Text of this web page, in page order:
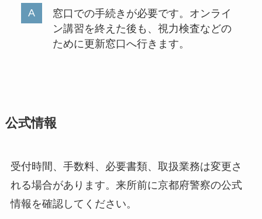
窓口での手続きが必要です。オンライ
ン講習を終えた後も、視力検査などの
ために更新窓口へ行きます。
公式情報
受付時間、手数料、必要書類、取扱業務は変更さ
れる場合があります。来所前に京都府警察の公式
情報を確認してください。